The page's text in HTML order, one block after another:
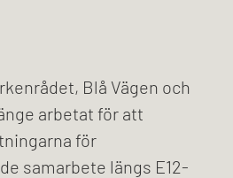
Blå Vägen och
arbetat för att
för
samarbete längs E12-